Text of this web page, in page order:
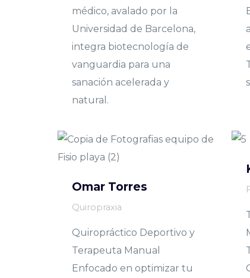
médico, avalado por la
Universidad de Barcelona,
integra biotecnología de
vanguardia para una
sanación acelerada y
natural.
Omar Torres
Quiropraxia
Quiropráctico Deportivo y
Terapeuta Manual
Enfocado en optimizar tu